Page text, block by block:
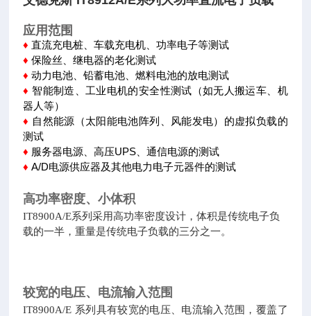
应用范围
♦ 直流充电桩、车载充电机、功率电子等测试
♦ 保险丝、继电器的老化测试
♦ 动力电池、铅蓄电池、燃料电池的放电测试
♦ 智能制造、工业电机的安全性测试（如无人搬运车、机
器人等）
♦ 自然能源（太阳能电池阵列、风能发电）的虚拟负载的
测试
♦ 服务器电源、高压UPS、通信电源的测试
♦ A/D电源供应器及其他电力电子元器件的测试
高功率密度、小体积
IT8900A/E系列采用高功率密度设计，体积是传统电子负
载的一半，重量是传统电子负载的三分之一。
较宽的电压、电流输入范围
IT8900A/E 系列具有较宽的电压、电流输入范围，覆盖了